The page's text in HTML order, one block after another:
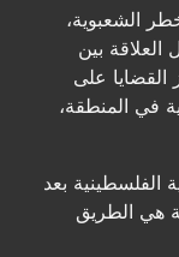
الشعبوية،
العلاقة بين
القضايا على
في المنطقة،
الفلسطينية بعد
هي الطريق